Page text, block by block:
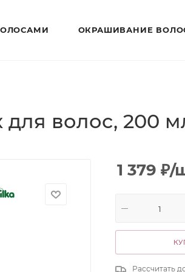
ОКРАШИВАНИЕ
волос, 200
1 379 ₽/
Рассчитать